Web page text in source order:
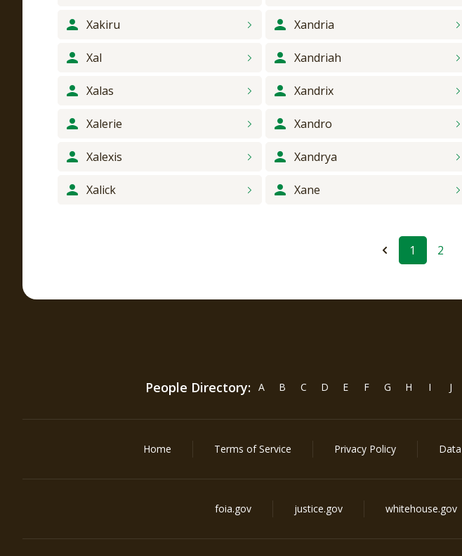
Xakiru
Xal
Xalas
Xalerie
Xalexis
Xalick
Xandria
Xandriah
Xandrix
Xandro
Xandrya
Xane
1 2
People Directory: A B C D E F G H I J
Home Terms of Service Privacy Policy
foia.gov justice.gov whitehouse.gov